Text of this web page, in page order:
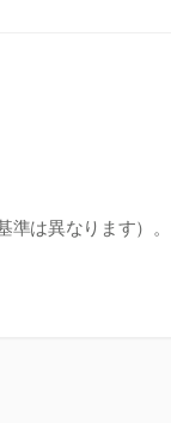
は異なります）。